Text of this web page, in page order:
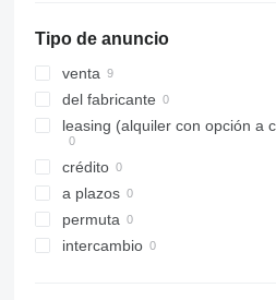
Tipo de anuncio
venta
del fabricante
leasing (alquiler con opción a
crédito
a plazos
permuta
intercambio